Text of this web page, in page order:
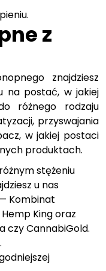
z
znajdziesz
na postać, w jakiej
różnego rodzaju
przyswajania
w jakiej postaci
produktach.
stężeniu
u nas
Kombinat
King oraz
czy CannabiGold.